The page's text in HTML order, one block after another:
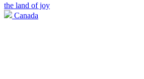
the land of joy
Canada